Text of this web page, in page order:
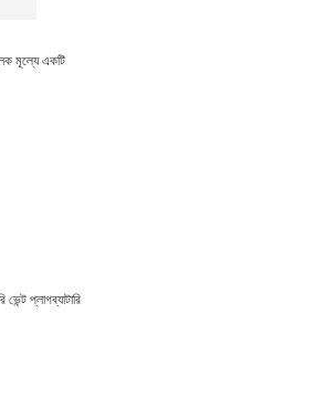
মূল্যে একটি
প্লাগব্যাটারি